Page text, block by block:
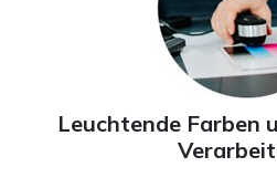
Leuchtende Farben